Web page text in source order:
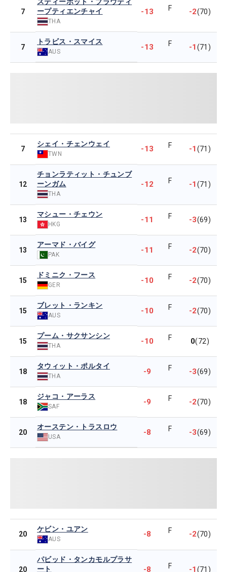
7
スティーポット・プラウティ
ープティエンチャイ
THA
-13 F -2(70)
7
トラビス・スマイス
AUS -13 F -1(71)
7
シェイ・チェンウェイ
TWN
-13 F -1(71)
12
チョンラティット・チュンブ
ーンガム
THA
-12 F -1(71)
13
マシュー・チェウン
HKG -11 F -3(69)
13
アーマド・バイグ
PAK -11 F -2(70)
15
ドミニク・フース
GER -10 F -2(70)
15
ブレット・ランキン
AUS -10 F -2(70)
15
プーム・サクサンシン
THA -10 F 0(72)
18
タウィット・ポルタイ
THA -9 F -3(69)
18
ジャコ・アーラス
SAF -9 F -2(70)
20
オーステン・トラスロウ
USA -8 F -3(69)
20
ケビン・ユアン
AUS
-8 F -2(70)
20
パビッド・タンカモルプラサ
ート
-8 F -1(71)